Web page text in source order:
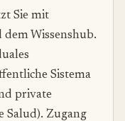
Sie mit
Wissenshub.
Sistema
private
Salud). Zugang